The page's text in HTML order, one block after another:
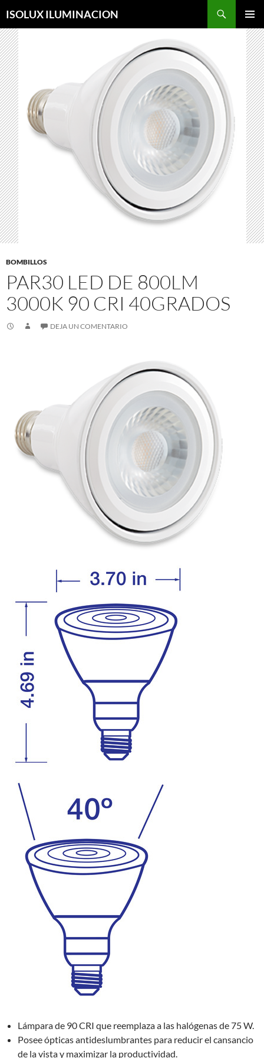
contenido
ISOLUX ILUMINACION
MENÚ
BOMBILLOS
PAR30 LED DE 800LM
3000K 90 CRI 40GRADOS
DEJA UN COMENTARIO
Lámpara de 90 CRI que reemplaza a las halógenas de 75 W.
Posee ópticas antideslumbrantes para reducir el cansancio
de la vista y maximizar la productividad.